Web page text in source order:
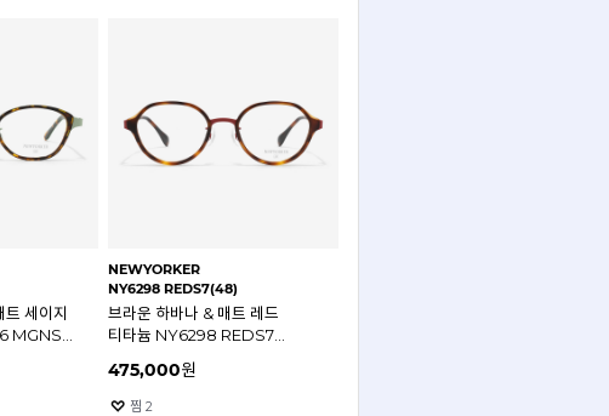
세이지
MGNS
NEWYORKER
NY6298 REDS7(48)
브라운 하바나 & 매트 레드
티타늄 NY6298 REDS7
475,000원
찜 2